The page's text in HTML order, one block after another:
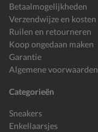
Betaalmogelijkheden
Verzendwijze en kosten
Ruilen en retourneren
Koop ongedaan maken
Garantie
Algemene voorwaarden
Categorieën
Sneakers
Enkellaarsjes